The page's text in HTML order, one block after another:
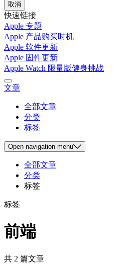
取消
快速链接
Apple 专题
Apple 产品购买时机
Apple 软件更新
Apple 固件更新
Apple Watch 限量版健身挑战
文章
全部文章
分类
标签
Open navigation menu
全部文章
分类
标签
标签
前端
共 2 篇文章